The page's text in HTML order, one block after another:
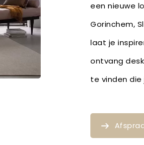
een nieuwe
Gorinchem,
laat je
ontvang
te vinden